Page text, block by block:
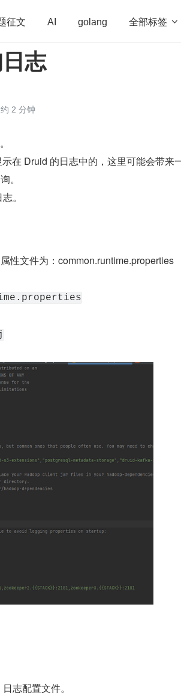
征文 AI golang 全部标签 
法 学习方法
志
2 分钟
在 Druid 的日志中的，这里可能会带来
。
。
性文件为：common.runtime.properties
志配置文件。